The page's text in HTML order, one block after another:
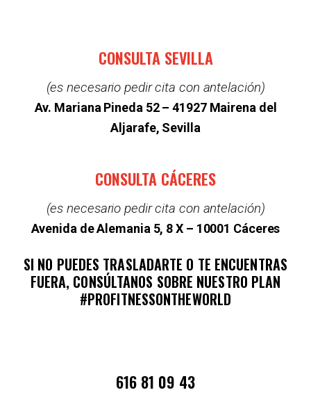
CONSULTA SEVILLA
(es necesario pedir cita con antelación)
Av. Mariana Pineda 52 –41927 Mairena del
Aljarafe, Sevilla
CONSULTA CÁCERES
(es necesario pedir cita con antelación)
Avenida de Alemania 5, 8 X – 10001 Cáceres
SI NO PUEDES TRASLADARTE O TE ENCUENTRAS
FUERA, CONSÚLTANOS SOBRE NUESTRO PLAN
#PROFITNESSONTHEWORLD
616 81 09 43